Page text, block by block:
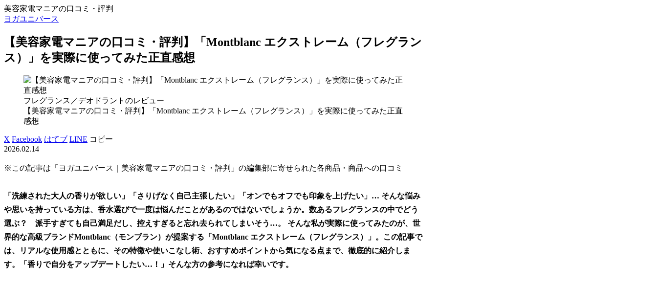
美容家電マニアの口コミ・評判
ヨガユニバース
【美容家電マニアの口コミ・評判】「Montblanc エクストレーム（フレグラン
ス）」を実際に使ってみた正直感想
フレグランス／デオドラントのレビュー
【美容家電マニアの口コミ・評判】「Montblanc エクストレーム（フレグランス）」を実際に使ってみた正直
感想
X Facebook はてブ LINE コピー
2026.02.14
※この記事は「ヨガユニバース｜美容家電マニアの口コミ・評判」の編集部に寄せられた各商品・商品への口コミ
「洗練された大人の香りが欲しい」「さりげなく自己主張したい」「オンでもオフでも印象を上げたい」… そんな悩み
や思いを持っている方は、香水選びで一度は悩んだことがあるのではないでしょうか。数あるフレグランスの中でどう
選ぶ？ 派手すぎても自己満足だし、控えすぎると忘れ去られてしまいそう…。 そんな私が実際に使ってみたのが、世
界的な高級ブランドMontblanc（モンブラン）が提案する「Montblanc エクストレーム（フレグランス）」。この記事で
は、リアルな使用感とともに、その特徴や使いこなし術、おすすめポイントから気になる点まで、徹底的に紹介しま
す。「香りで自分をアップデートしたい…！」そんな方の参考になれば幸いです。